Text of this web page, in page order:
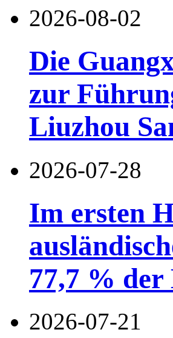
2026-08-02
Die
zur
Liuzhou
2026-07-28
Im ersten
77,7 %
2026-07-21